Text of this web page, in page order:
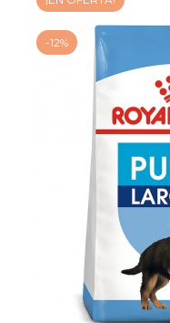
-12%